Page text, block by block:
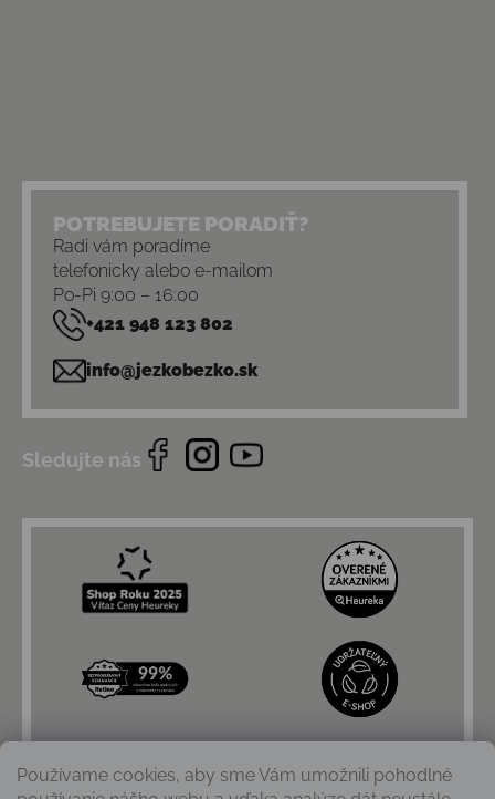
Používame cookies, aby sme Vám umožnili pohodlné
POTREBUJETE PORADIŤ?
Radi vám poradíme
telefonicky alebo e-mailom
Po-Pi 9:00 – 16:00
+421 948 123 802
info@jezkobezko.sk
Sledujte nás